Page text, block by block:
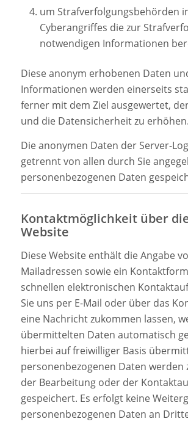
um Strafverfolgungsbehörden
Cyberangriffes die zur
notwendigen Informationen
Diese anonym erhobenen Daten
Informationen werden einerseits
ferner mit dem Ziel ausgewertet,
und die Datensicherheit zu erhöhen.
Die anonymen Daten der Server-
getrennt von allen durch Sie
personenbezogenen Daten
Kontaktmöglichkeit über
Website
Diese Website enthält die Angabe
Mailadressen sowie ein
schnellen elektronischen
Sie uns per E-Mail oder über das
eine Nachricht zukommen lassen,
übermittelten Daten automatisch
hierbei auf freiwilliger Basis
personenbezogenen Daten werden
der Bearbeitung oder der
gespeichert. Es erfolgt keine
personenbezogenen Daten an